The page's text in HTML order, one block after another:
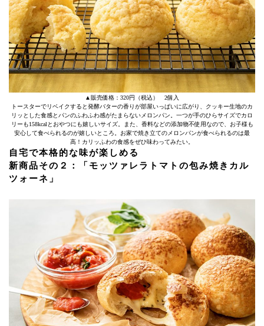
▲販売価格：320円（税込） 2個入
トースターでリベイクすると発酵バターの香りが部屋いっぱいに広がり、クッキー生地のカ
リッとした食感とパンのふわふわ感がたまらないメロンパン。一つが手のひらサイズでカロ
リーも158kcalとおやつにも嬉しいサイズ。また、香料などの添加物不使用なので、お子様も
安心して食べられるのが嬉しいところ。お家で焼き立てのメロンパンが食べられるのは最
高！カリッふわの食感をぜひ味わってみたい。
自宅で本格的な味が楽しめる
新商品その２：「モッツァレラトマトの包み焼きカル
ツォーネ」